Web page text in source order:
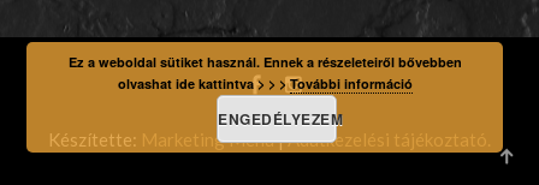
Készítette: Marketing Menü|Adatkezelési tájékoztató.
Ez a weboldal sütiket használ. Ennek a részeleteiről bővebben
olvashat ide kattintva > > >További információ
ENGEDÉLYEZEM